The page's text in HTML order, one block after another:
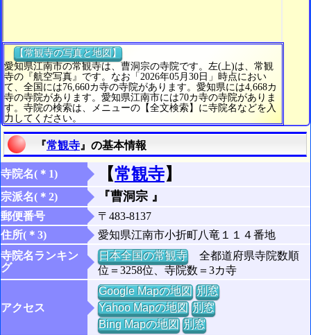
【常観寺の写真と地図】
愛知県江南市の常観寺は、曹洞宗の寺院です。左(上)は、常観
寺の『航空写真』です。なお「2026年05月30日」時点におい
て、全国には76,660カ寺の寺院があります。愛知県には4,668カ
寺の寺院があります。愛知県江南市には70カ寺の寺院がありま
す。寺院の検索は、メニューの【全文検索】に寺院名などを入
力してください。
『常観寺 』の基本情報
寺院名(＊1) 【常観寺】
宗派名(＊2) 『曹洞宗 』
郵便番号
〒483-8137
住所(＊3)
愛知県江南市小折町八竜１１４番地
寺院名ランキン
グ
日本全国の常観寺全都道府県寺院数順
位＝3258位、寺院数＝3カ寺
アクセス
Google Mapの地図 別窓
Yahoo Mapの地図 別窓
Bing Mapの地図 別窓